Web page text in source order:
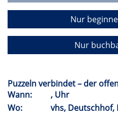
Nur
Nur
Puzzeln verbindet – der
Wann:
, Uhr
Wo:
vhs,